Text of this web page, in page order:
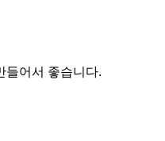
들어서 좋습니다.